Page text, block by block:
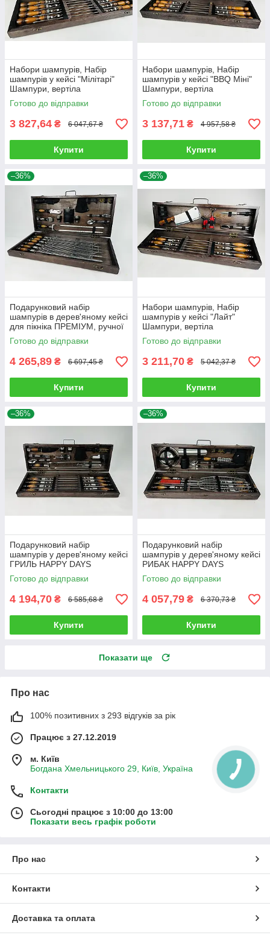
Набори шампурів, Набір
шампурів у кейсі "Мілітарі"
Шампури, вертіла
Готово до відправки
3 827,64 ₴ 6 047,67 ₴
Купити
Набори шампурів, Набір
шампурів у кейсі "BBQ Міні"
Шампури, вертіла
Готово до відправки
3 137,71 ₴ 4 957,58 ₴
Купити
–36%
Подарунковий набір
шампурів в дерев'яному кейсі
для пікніка ПРЕМІУМ, ручної
роботи (шампура і
аксесуари) HAPPY DAYS
Готово до відправки
4 265,89 ₴ 6 697,45 ₴
Купити
–36%
Набори шампурів, Набір
шампурів у кейсі "Лайт"
Шампури, вертіла
Готово до відправки
3 211,70 ₴ 5 042,37 ₴
Купити
–36%
Подарунковий набір
шампурів у дерев'яному кейсі
ГРИЛЬ HAPPY DAYS
Готово до відправки
4 194,70 ₴ 6 585,68 ₴
Купити
–36%
Подарунковий набір
шампурів у дерев'яному кейсі
РИБАК HAPPY DAYS
Готово до відправки
4 057,79 ₴ 6 370,73 ₴
Купити
Показати ще
Про нас
100% позитивних з 293 відгуків за рік
Працює з 27.12.2019
м. Київ
Богдана Хмельницького 29, Київ, Україна
Контакти
Сьогодні працює з 10:00 до 13:00
Показати весь графік роботи
Про нас
Контакти
Доставка та оплата